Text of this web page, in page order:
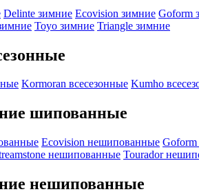
Delinte зимние Ecovision зимние Goform
Toyo зимние Triangle зимние
Kormoran всесезонные Kumho
шипованные
Ecovision нешипованные
нешипованные Tourador
нешипованные